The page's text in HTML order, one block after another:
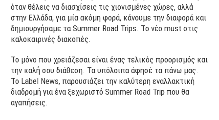
όταν θέλεις να διασχίσεις τις χιονισμένες χώρες, αλλά
στην Ελλάδα, για μία ακόμη φορά, κάνουμε την διαφορά και
δημιουργήσαμε τα Summer Road Trips. Το νέο must στις
καλοκαιρινές διακοπές.
Το μόνο που χρειάζεσαι είναι ένας τελικός προορισμός και
την καλή σου διάθεση. Τα υπόλοιπα άφησέ τα πάνω μας.
Το Label News, παρουσιάζει την καλύτερη εναλλακτική
διαδρομή για ένα ξεχωριστό Summer Road Trip που θα
αγαπήσεις.